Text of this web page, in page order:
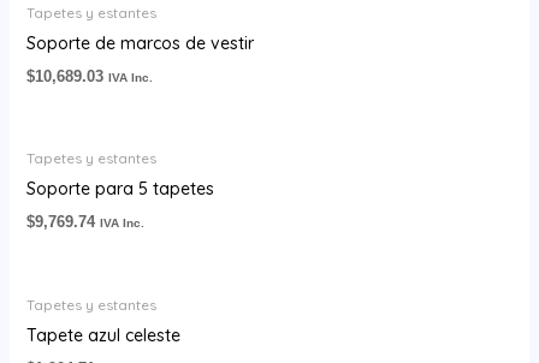
Tapetes y estantes
Soporte de marcos de vestir
$10,689.03 IVA Inc.
Tapetes y estantes
Soporte para 5 tapetes
$9,769.74 IVA Inc.
Tapetes y estantes
Tapete azul celeste